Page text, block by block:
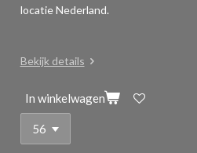
locatie Nederland.
Bekijk details
In winkelwagen